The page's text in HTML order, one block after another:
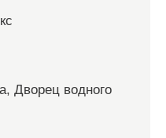
Дворец водного